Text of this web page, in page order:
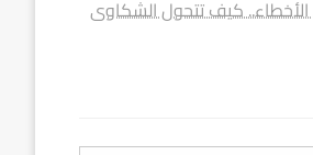
الأخطاء.. كيف تتحول الشكاوى